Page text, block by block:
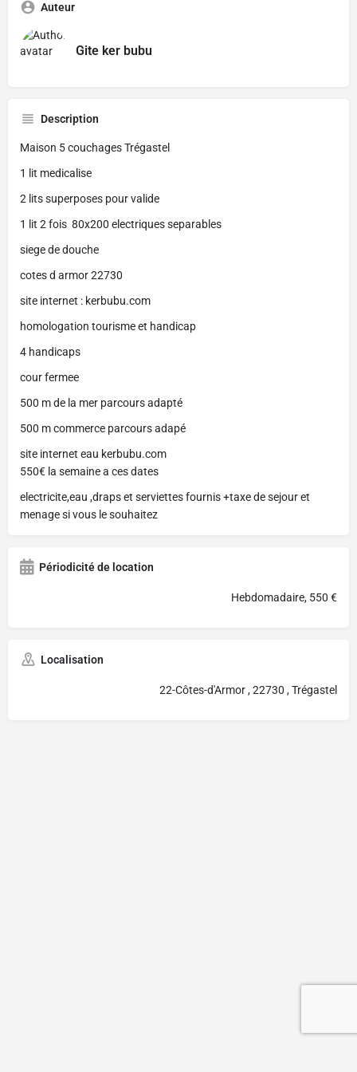
Auteur
Gite ker bubu
Description
Maison 5 couchages Trégastel
1 lit medicalise
2 lits superposes pour valide
1 lit 2 fois 80x200 electriques separables
siege de douche
cotes d armor 22730
site internet : kerbubu.com
homologation tourisme et handicap
4 handicaps
cour fermee
500 m de la mer parcours adapté
500 m commerce parcours adapé
site internet eau kerbubu.com
550€ la semaine a ces dates
electricite,eau ,draps et serviettes fournis +taxe de sejour et
menage si vous le souhaitez
Périodicité de location
Hebdomadaire, 550 €
Localisation
22-Côtes-d'Armor , 22730 , Trégastel